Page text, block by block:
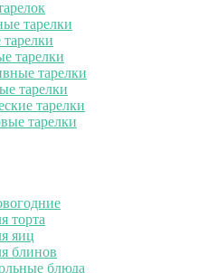
тарелки
тарелки
тарелки
тарелки
тарелки
тарелки
торта
яиц
блинов
блюда